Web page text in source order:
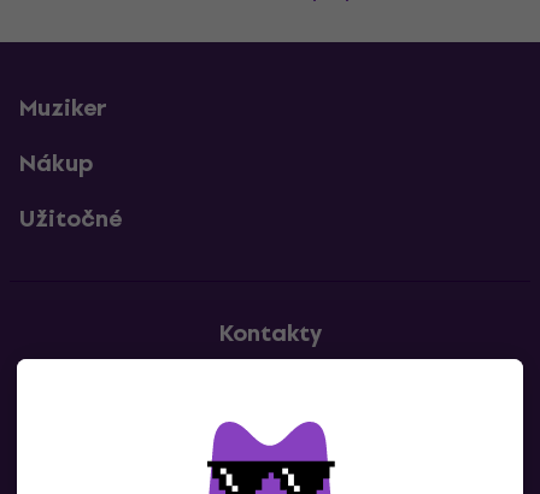
Muziker
Nákup
Užitočné
Kontakty